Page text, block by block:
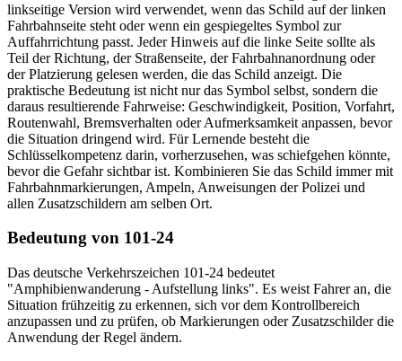
linkseitige Version wird verwendet, wenn das Schild auf der linken
Fahrbahnseite steht oder wenn ein gespiegeltes Symbol zur
Auffahrrichtung passt. Jeder Hinweis auf die linke Seite sollte als
Teil der Richtung, der Straßenseite, der Fahrbahnanordnung oder
der Platzierung gelesen werden, die das Schild anzeigt. Die
praktische Bedeutung ist nicht nur das Symbol selbst, sondern die
daraus resultierende Fahrweise: Geschwindigkeit, Position, Vorfahrt,
Routenwahl, Bremsverhalten oder Aufmerksamkeit anpassen, bevor
die Situation dringend wird. Für Lernende besteht die
Schlüsselkompetenz darin, vorherzusehen, was schiefgehen könnte,
bevor die Gefahr sichtbar ist. Kombinieren Sie das Schild immer mit
Fahrbahnmarkierungen, Ampeln, Anweisungen der Polizei und
allen Zusatzschildern am selben Ort.
Bedeutung von 101-24
Das deutsche Verkehrszeichen 101-24 bedeutet
"Amphibienwanderung - Aufstellung links". Es weist Fahrer an, die
Situation frühzeitig zu erkennen, sich vor dem Kontrollbereich
anzupassen und zu prüfen, ob Markierungen oder Zusatzschilder die
Anwendung der Regel ändern.